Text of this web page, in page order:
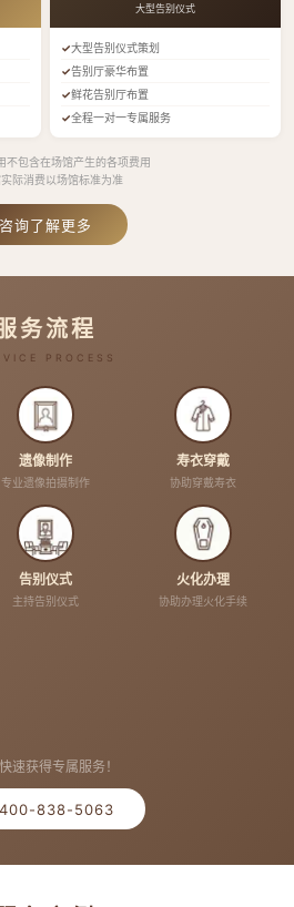
大型告别仪式
大型告别仪式策划
告别厅豪华布置
鲜花告别厅布置
全程一对一专属服务
不包含在场馆产生的各项费用
际消费以场馆标准为准
咨询了解更多
务流程
PROCESS
遗像制作
专业遗像拍摄制作
寿衣穿戴
协助穿戴寿衣
告别仪式
主持告别仪式
火化办理
协助办理火化手续
速获得专属服务！
838-5063